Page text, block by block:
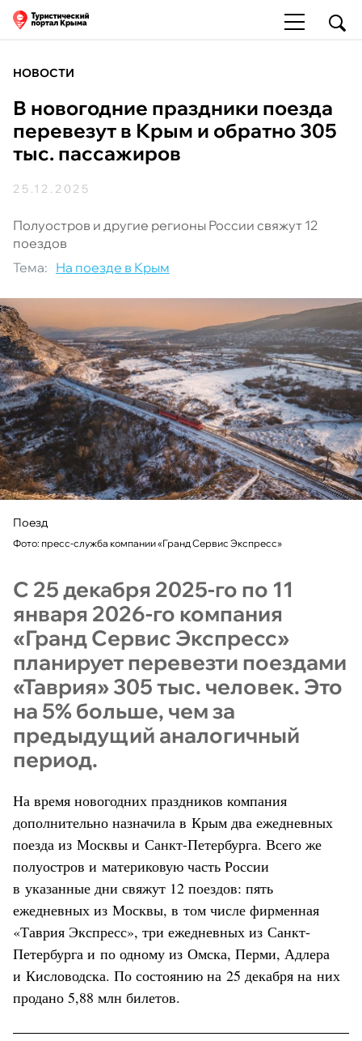
НОВОСТИ
В новогодние праздники поезда
перевезут в Крым и обратно 305
тыс. пассажиров
25.12.2025
Полуостров и другие регионы России свяжут 12
поездов
Тема: На поезде в Крым
Поезд
Фото: пресс-служба компании «Гранд Сервис Экспресс»
С 25 декабря 2025-го по 11
января 2026-го компания
«Гранд Сервис Экспресс»
планирует перевезти поездами
«Таврия» 305 тыс. человек. Это
на 5% больше, чем за
предыдущий аналогичный
период.
На время новогодних праздников компания
дополнительно назначила в Крым два ежедневных
поезда из Москвы и Санкт-Петербурга. Всего же
полуостров и материковую часть России
в указанные дни свяжут 12 поездов: пять
ежедневных из Москвы, в том числе фирменная
«Таврия Экспресс», три ежедневных из Санкт-
Петербурга и по одному из Омска, Перми, Адлера
и Кисловодска. По состоянию на 25 декабря на них
продано 5,88 млн билетов.